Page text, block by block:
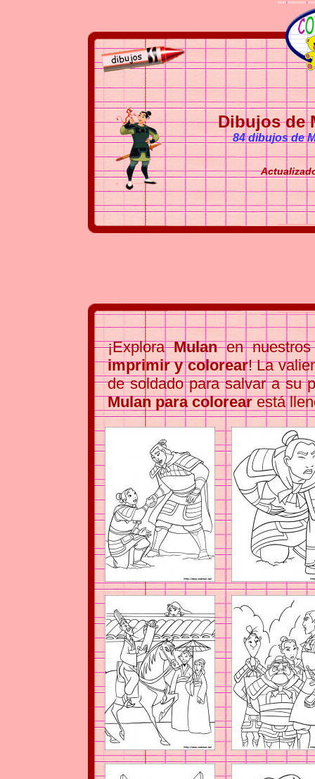
Dibujos de
84 dibujos de
¡ExploraMulanen
imprimir y colorear! La
de soldado para salvar a su
Mulan para colorearestá